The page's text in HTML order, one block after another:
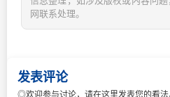
网联系处理。
发表评论
◎欢迎参与讨论，请在这里发表您的看